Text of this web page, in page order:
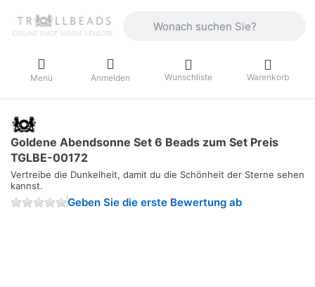
Menü Anmelden Wunschliste Warenkorb
Goldene Abendsonne Set 6 Beads zum Set Preis
TGLBE-00172
Vertreibe die Dunkelheit, damit du die Schönheit der Sterne sehen
kannst.
Geben Sie die erste Bewertung ab